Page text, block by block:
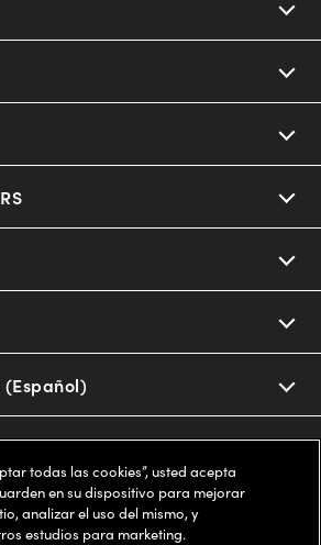
Notice
(Español)
Klarna*, Affirm or Cash App Afterpay.
Learn More
todas las cookies”, usted acepta
en su dispositivo para mejorar
analizar el uso del mismo, y
estudios para marketing.